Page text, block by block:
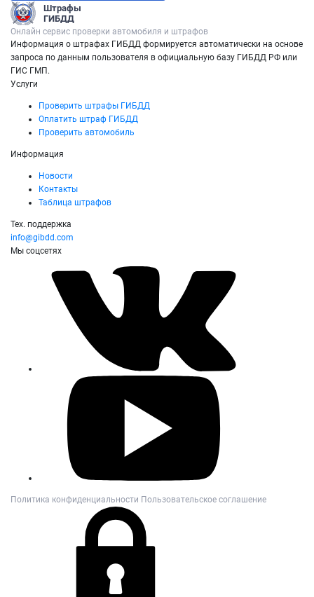
Штрафы
ГИБДД
Онлайн сервис проверки автомобиля и штрафов
Информация о штрафах ГИБДД формируется автоматически на основе
запроса по данным пользователя в официальную базу ГИБДД РФ или
ГИС ГМП.
Услуги
Проверить штрафы ГИБДД
Оплатить штраф ГИБДД
Проверить автомобиль
Информация
Новости
Контакты
Таблица штрафов
Тех. поддержка
info@gibdd.com
Мы соцсетях
Политика конфиденциальности Пользовательское соглашение